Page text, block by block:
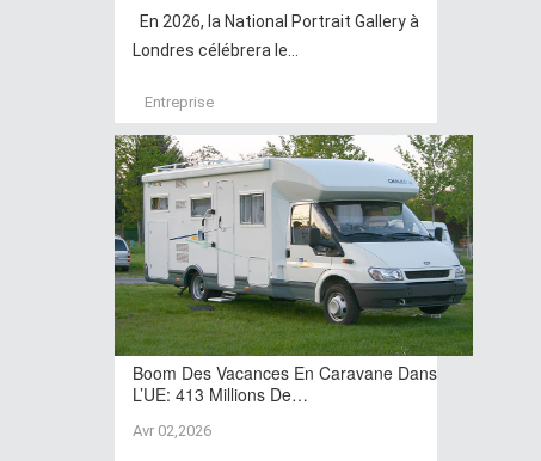
En 2026, la National Portrait Gallery à
Londres célébrera le...
Entreprise
Boom Des Vacances En Caravane Dans
L’UE: 413 Millions De…
Avr 02,2026